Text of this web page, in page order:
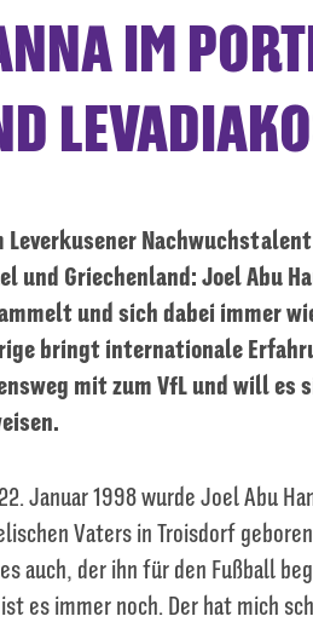
IM
Leverkusener
und Griechenland: Joel Abu
und sich dabei immer
bringt internationale
mit zum VfL und will es
Januar 1998 wurde Joel Abu
Vaters in Troisdorf
auch, der ihn für den Fußball
es immer noch. Der hat mich